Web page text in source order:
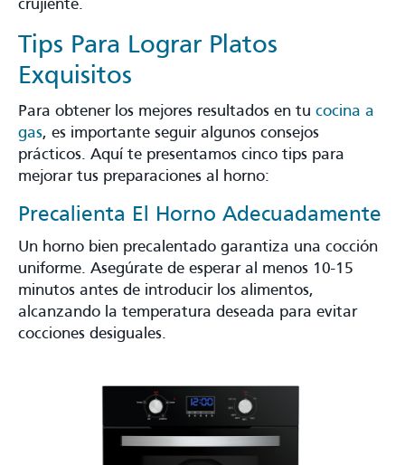
crujiente​.
Tips Para Lograr Platos
Exquisitos
Para obtener los mejores resultados en tu cocina a
gas, es importante seguir algunos consejos
prácticos. Aquí te presentamos cinco tips para
mejorar tus preparaciones al horno:
Precalienta El Horno Adecuadamente
Un horno bien precalentado garantiza una cocción
uniforme. Asegúrate de esperar al menos 10-15
minutos antes de introducir los alimentos,
alcanzando la temperatura deseada para evitar
cocciones desiguales.